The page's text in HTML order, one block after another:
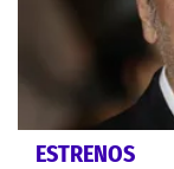
ESTRENOS